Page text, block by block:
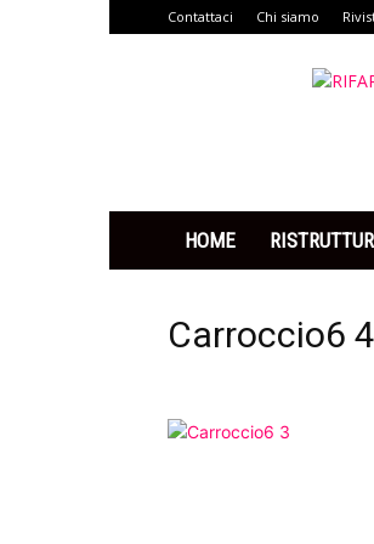
Contattaci Chi siamo
HOME
Carroccio6 4